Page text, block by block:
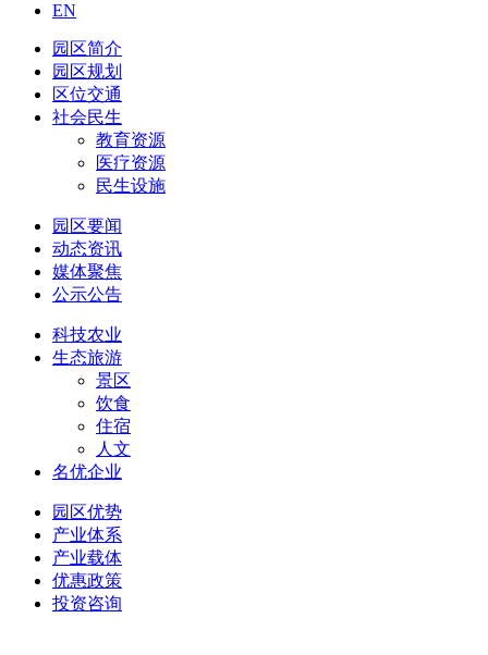
EN
园区简介
园区规划
区位交通
社会民生
教育资源
医疗资源
民生设施
园区要闻
动态资讯
媒体聚焦
公示公告
科技农业
生态旅游
景区
饮食
住宿
人文
名优企业
园区优势
产业体系
产业载体
优惠政策
投资咨询